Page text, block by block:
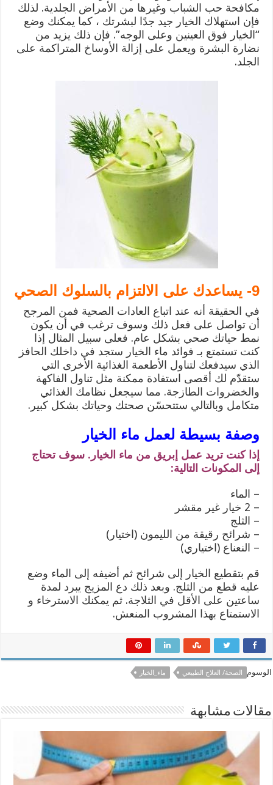
مكافحة حب الشباب وغيرها من الأمراض الجلدية. لذلك
فإن استهلاك الخيار جيد جدًا لبشرتك ، كما يمكنك وضع
“الخيار فوق العينين وعلى الوجه”. فإن ذلك يزيد من
نضارة البشرة ويعمل على إزالة الأوساخ المتراكمة على
الجلد.
9- يساعدك على الالتزام بالسلوك الصحي
في الحقيقة أنه عند اتباع العادات الصحية فمن المرجح
أن تواصل على فعل ذلك وسوف ترغب في أن يكون
نمط حياتك صحي بشكل عام. فعلى سبيل المثال إذا
كنت تستمتع بـ فوائد ماء الخيار ستجد في داخلك الحافز
الذي سيدفعك لتناول الأطعمة الغذائية الأخرى التي
ستقدّم لك أقصى استفادة ممكنة مثل تناول الفاكهة
والخضروات الطازجة. مما سيجعل نظامك الغذائي
متكامل وبالتالي ستتحسّن صحتك وحياتك بشكل كبير.
وصفة بسيطة لعمل ماء الخيار
إذا كنت تريد عمل إبريق من ماء الخيار. سوف تحتاج
إلى المكونات التالية:
– الماء
– 2 خيار غير مقشر
– الثلج
– شرائح رقيقة من الليمون (اختيار)
– النعناع (اختياري)
قم بتقطيع الخيار إلى شرائح ثم أضيفه إلى الماء وضع
عليه قطع من الثلج. وبعد ذلك دع المزيج يبرد لمدة
ساعتين على الأقل في الثلاجة. ثم يمكنك الاسترخاء و
الاستمتاع بهذا المشروب المنعش.
الوسوم الصحة/ العلاج الطبيعي ماء_الخيار
مقالات مشابهة